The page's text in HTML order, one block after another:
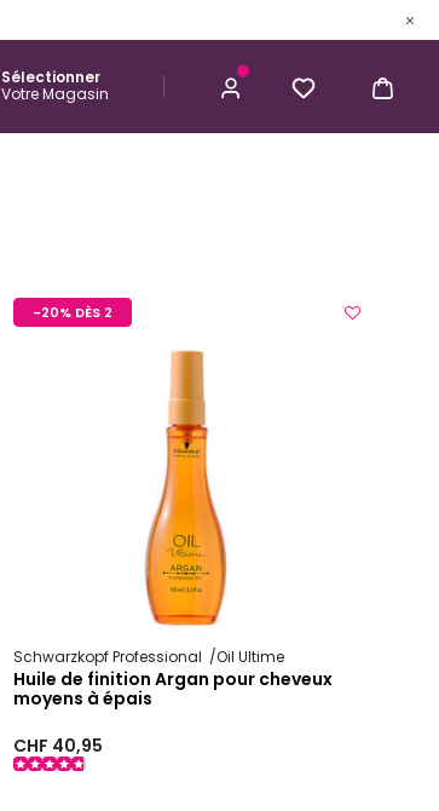
Sélectionner
Votre Magasin
Homme
Kérastase
-20% DÈS 2
Schwarzkopf Professional Oil Ultime
Huile de finition Argan pour cheveux
moyens à épais
CHF 40,95